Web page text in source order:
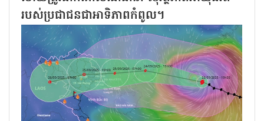
របស់ប្រជាជនជាអាទិភាពកំពូល។